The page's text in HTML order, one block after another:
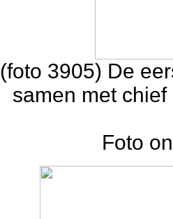
(foto 3905) De
samen met
Foto